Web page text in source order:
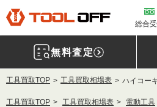
総合
無料査定
工具買取TOP 工具買取相場表 ハイコー
工具買取TOP 工具買取相場表 電動工具